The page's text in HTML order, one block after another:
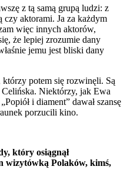
z tą samą grupą ludzi: z
czy aktorami. Ja za każdym
więc innych aktorów,
że lepiej zrozumie dany
jemu jest bliski dany
potem się rozwinęli. Są
Niektórzy, jak Ewa
i diament” dawał szansę
porzucili kino.
który osiągnął
wizytówką Polaków, kimś,